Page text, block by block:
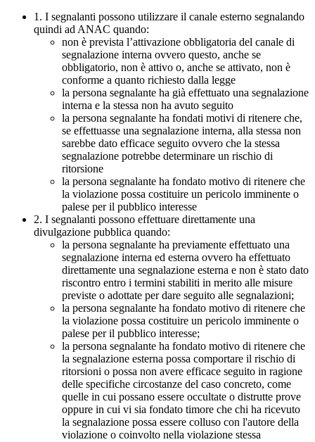
1. I segnalanti possono utilizzare il canale esterno segnalando
quindi ad ANAC quando:
non è prevista l’attivazione obbligatoria del canale di
segnalazione interna ovvero questo, anche se
obbligatorio, non è attivo o, anche se attivato, non è
conforme a quanto richiesto dalla legge
la persona segnalante ha già effettuato una segnalazione
interna e la stessa non ha avuto seguito
la persona segnalante ha fondati motivi di ritenere che,
se effettuasse una segnalazione interna, alla stessa non
sarebbe dato efficace seguito ovvero che la stessa
segnalazione potrebbe determinare un rischio di
ritorsione
la persona segnalante ha fondato motivo di ritenere che
la violazione possa costituire un pericolo imminente o
palese per il pubblico interesse
2. I segnalanti possono effettuare direttamente una
divulgazione pubblica quando:
la persona segnalante ha previamente effettuato una
segnalazione interna ed esterna ovvero ha effettuato
direttamente una segnalazione esterna e non è stato dato
riscontro entro i termini stabiliti in merito alle misure
previste o adottate per dare seguito alle segnalazioni;
la persona segnalante ha fondato motivo di ritenere che
la violazione possa costituire un pericolo imminente o
palese per il pubblico interesse;
la persona segnalante ha fondato motivo di ritenere che
la segnalazione esterna possa comportare il rischio di
ritorsioni o possa non avere efficace seguito in ragione
delle specifiche circostanze del caso concreto, come
quelle in cui possano essere occultate o distrutte prove
oppure in cui vi sia fondato timore che chi ha ricevuto
la segnalazione possa essere colluso con l'autore della
violazione o coinvolto nella violazione stessa